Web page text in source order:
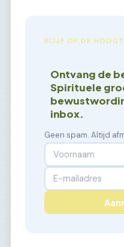
BLIJF OP DE
Ontvang de
Spirituele
inbox.
Geen spam. Altijd